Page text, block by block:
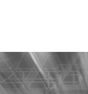
& crisis